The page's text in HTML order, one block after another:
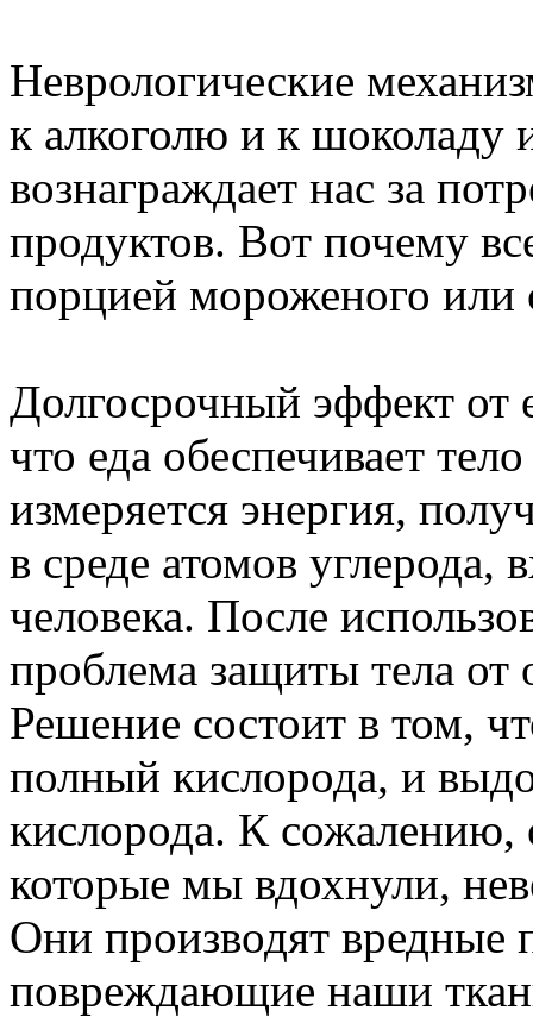
Неврологические
к алкоголю и к
вознаграждает нас за
продуктов. Вот почему
порцией мороженого или
Долгосрочный эффект от
что еда обеспечивает
измеряется энергия,
в среде атомов углерода,
человека. После
проблема защиты тела от
Решение состоит в том,
полный кислорода, и
кислорода. К сожалению,
которые мы вдохнули,
Они производят вредные
повреждающие наши